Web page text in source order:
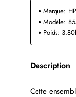
Marque: HP
Modèle:
Poids:
Description
Cette